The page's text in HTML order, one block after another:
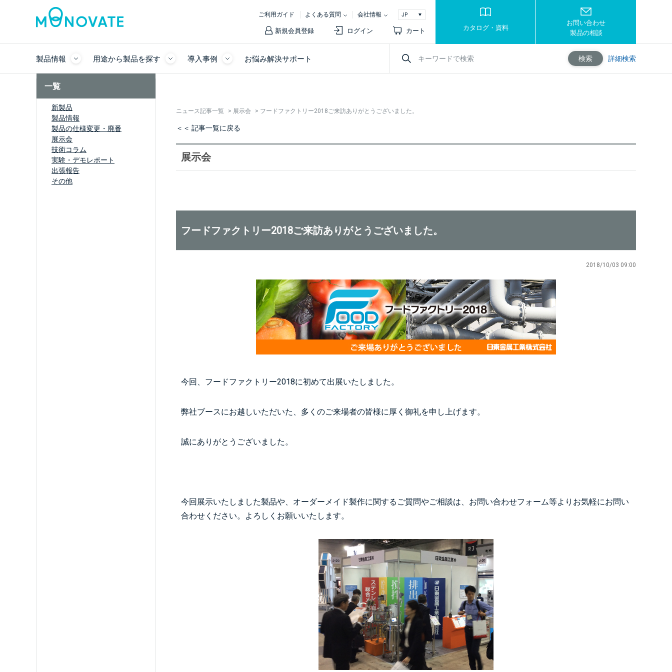
ご利用ガイド よくある質問 会社情報
新規会員登録 ログイン カート カタログ・資料
お問い合わせ
製品の相談
製品情報 用途から製品を探す 導入事例 お悩み解決サポート 検索 詳細検索
一覧
新製品
製品情報
製品の仕様変更・廃番
展示会
技術コラム
実験・デモレポート
出張報告
その他
ニュース記事一覧 > 展示会 > フードファクトリー2018ご来訪ありがとうございました。
＜＜ 記事一覧に戻る
展示会
フードファクトリー2018ご来訪ありがとうございました。
2018/10/03 09:00
今回、フードファクトリー2018に初めて出展いたしました。
弊社ブースにお越しいただいた、多くのご来場者の皆様に厚く御礼を申し上げます。
誠にありがとうございました。
今回展示いたしました製品や、オーダーメイド製作に関するご質問やご相談は、お問い合わせフォーム等よりお気軽にお問い
合わせください。よろしくお願いいたします。